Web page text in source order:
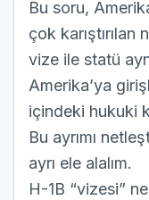
Bu soru,
çok karıştırılan
vize ile statü
Amerika’ya
içindeki hukuki
Bu ayrımı
ayrı ele alalım.
H-1B “vizesi”